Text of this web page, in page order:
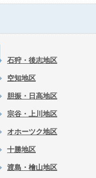
石狩・後志地区
空知地区
胆振・日高地区
宗谷・上川地区
オホーツク地区
十勝地区
渡島・檜山地区